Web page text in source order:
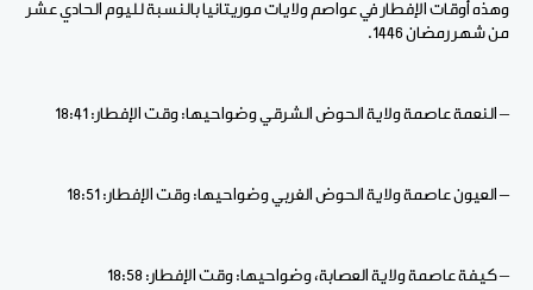
وهذه أوقات الإفطار في عواصم ولايات موريتانيا بالنسبة لليوم الحادي عشر
من شهر رمضان 1446.
– النعمة عاصمة ولاية الحوض الشرقي وضواحيها: وقت الإفطار: 18:41
– العيون عاصمة ولاية الحوض الغربي وضواحيها: وقت الإفطار: 18:51
– كيفة عاصمة ولاية العصابة، وضواحيها: وقت الإفطار: 18:58